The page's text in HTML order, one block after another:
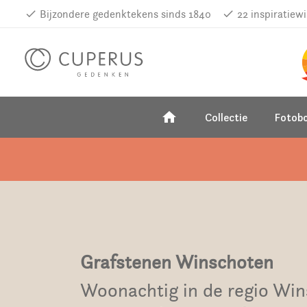
done Bijzondere gedenktekens sinds 1840 done 22
home Collectie
Grafstenen Winschoten
Woonachtig in de regio